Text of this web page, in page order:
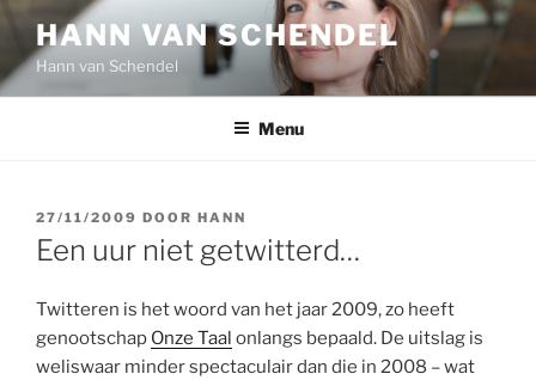
Ga
de
inhoud
HANN VAN SCHENDEL
Hann van Schendel
Menu
GEPLAATST
OP
27/11/2009 DOOR HANN
Een uur niet getwitterd…
Twitteren is het woord van het jaar 2009, zo heeft
genootschap Onze Taal onlangs bepaald. De uitslag is
weliswaar minder spectaculair dan die in 2008 – wat